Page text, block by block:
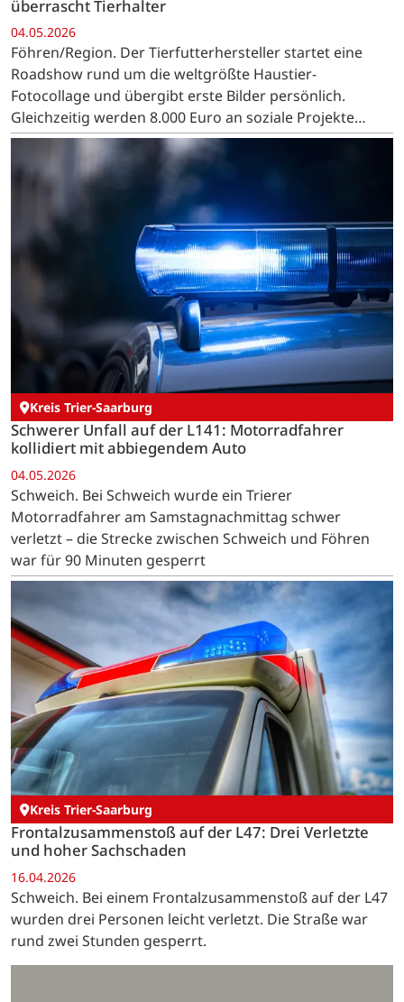
überrascht Tierhalter
04.05.2026
Föhren/Region. Der Tierfutterhersteller startet eine
Roadshow rund um die weltgrößte Haustier-
Fotocollage und übergibt erste Bilder persönlich.
Gleichzeitig werden 8.000 Euro an soziale Projekte
gespendet.
Kreis Trier-Saarburg
Schwerer Unfall auf der L141: Motorradfahrer
kollidiert mit abbiegendem Auto
04.05.2026
Schweich. Bei Schweich wurde ein Trierer
Motorradfahrer am Samstagnachmittag schwer
verletzt – die Strecke zwischen Schweich und Föhren
war für 90 Minuten gesperrt
Kreis Trier-Saarburg
Frontalzusammenstoß auf der L47: Drei Verletzte
und hoher Sachschaden
16.04.2026
Schweich. Bei einem Frontalzusammenstoß auf der L47
wurden drei Personen leicht verletzt. Die Straße war
rund zwei Stunden gesperrt.